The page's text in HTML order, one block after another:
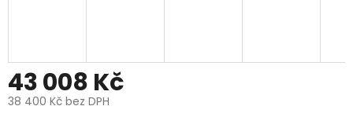
43 008 Kč
38 400 Kč bez DPH